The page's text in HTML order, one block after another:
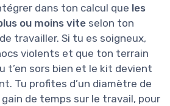
dans ton calcul que les
ou moins vite selon ton
travailler. Si tu es soigneux,
violents et que ton terrain
t’en sors bien et le kit devient
Tu profites d’un diamètre de
gain de temps sur le travail, pour